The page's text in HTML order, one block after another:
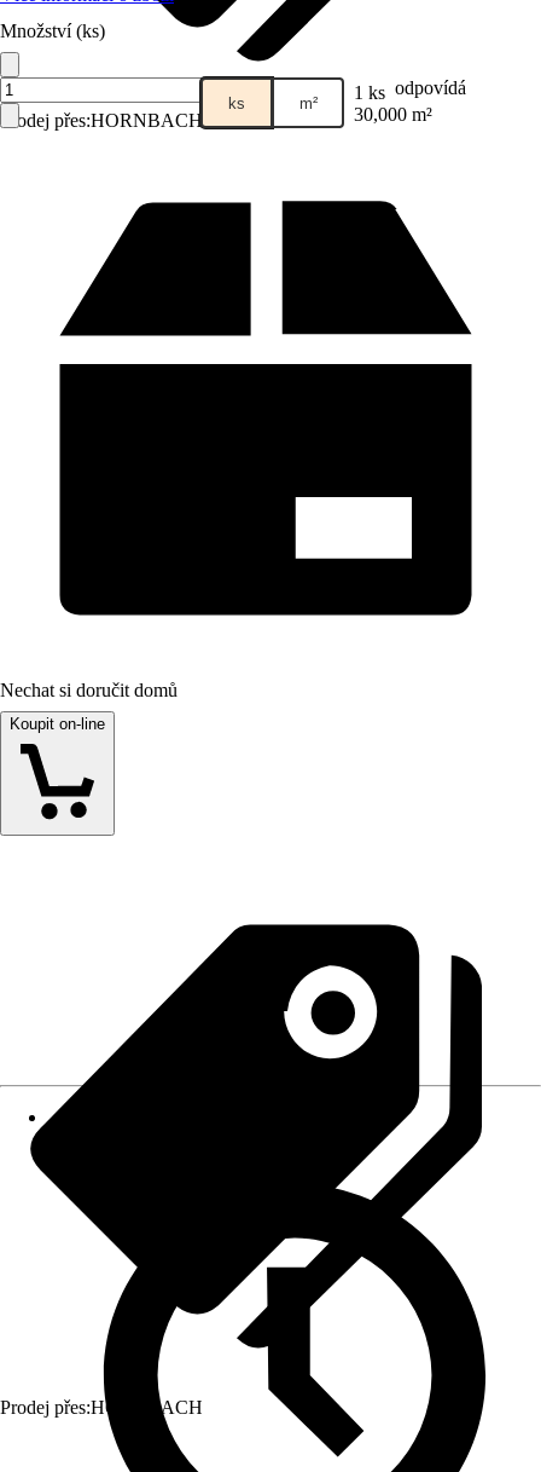
Prodej přes:HORNBACH
Množství (ks)
ks m² 1 ks odpovídá
30,000 m²
Nechat si doručit domů
Koupit on-line
Prodej přes:HORNBACH